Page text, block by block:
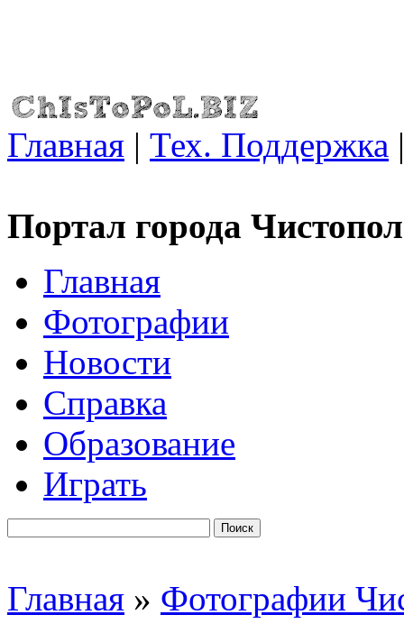
Главная | Тех. Поддержка
Портал города
Главная
Фотографии
Новости
Справка
Образование
Играть
Главная » Фотографии